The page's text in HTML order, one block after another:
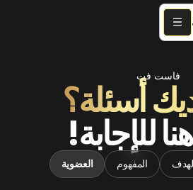
فاست فت
أسئلة؟
للإجابة!
المفهوم العضوية